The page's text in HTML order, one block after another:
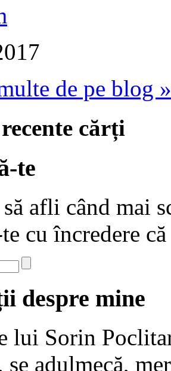
de pe blog »
cărți
te
afli când mai
cu încredere
despre mine
lui Sorin
se adulmecă,